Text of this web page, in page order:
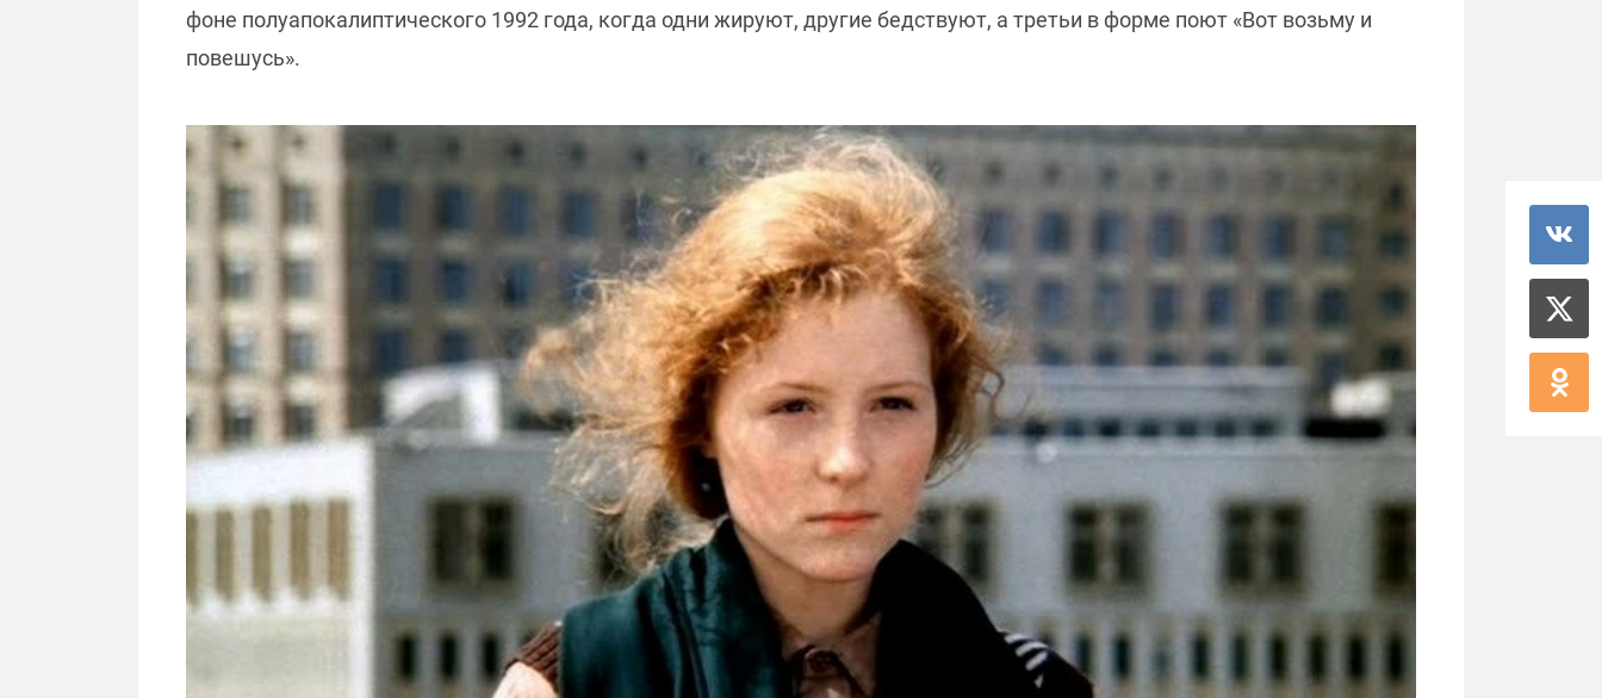
фоне полуапокалиптического 1992 года, когда одни жируют, другие бедствуют, а третьи в форме поют «Вот возьму и
повешусь».